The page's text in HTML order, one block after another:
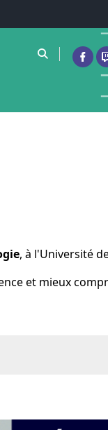
moteur de
, à l'Université
et mieux